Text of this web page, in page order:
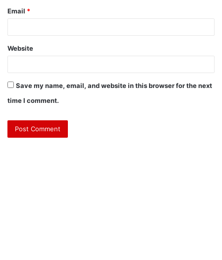
Email *
Website
Save my name, email, and website in this browser for the next
time I comment.